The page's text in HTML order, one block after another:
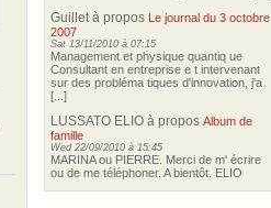
Guilletà propos Le journal du 3 octobre
2007
Sat 13/11/2010 à 07:15
Management et physique quantiq ue
Consultant en entreprise e t intervenant
sur des probléma tiques d'innovation, j'a
[...]
LUSSATO ELIO à propos Album de
famille
Wed 22/09/2010 à 15:45
MARINA ou PIERRE. Merci de m' écrire
ou de me téléphoner. A bientôt. ELIO